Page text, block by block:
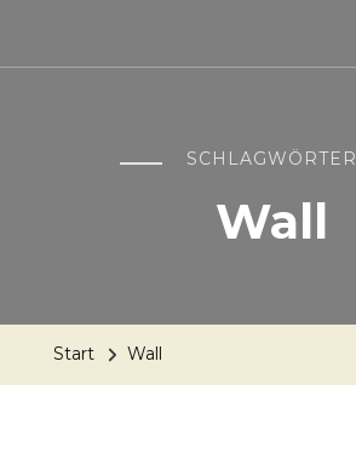
SCHLAGWÖRTER
Wall
Start Wall